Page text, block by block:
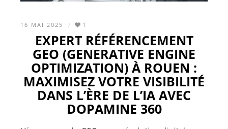
16 MAI 2025 1
EXPERT RÉFÉRENCEMENT
GEO (GENERATIVE ENGINE
OPTIMIZATION) À ROUEN :
MAXIMISEZ VOTRE VISIBILITÉ
DANS L’ÈRE DE L’IA AVEC
DOPAMINE 360